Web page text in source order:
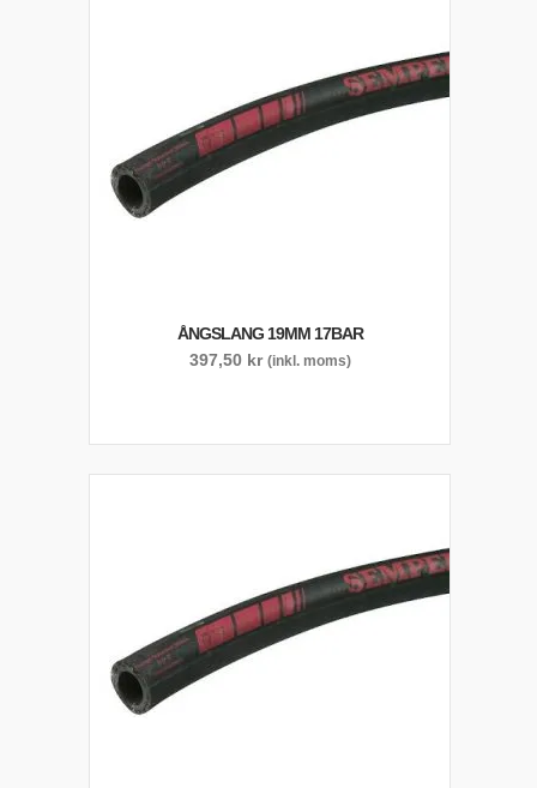
ÅNGSLANG 19MM 17BAR
397,50 kr (inkl. moms)